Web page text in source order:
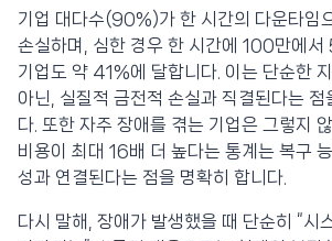
기업 대다수(90%)가 한 시간의 다운타임
손실하며, 심한 경우 한 시간에 100만에
기업도 약 41%에 달합니다. 이는 단순한
아닌, 실질적 금전적 손실과 직결된다는 점
다. 또한 자주 장애를 겪는 기업은 그렇지
비용이 최대 16배 더 높다는 통계는 복구
성과 연결된다는 점을 명확히 합니다.
다시 말해, 장애가 발생했을 때 단순히 “시